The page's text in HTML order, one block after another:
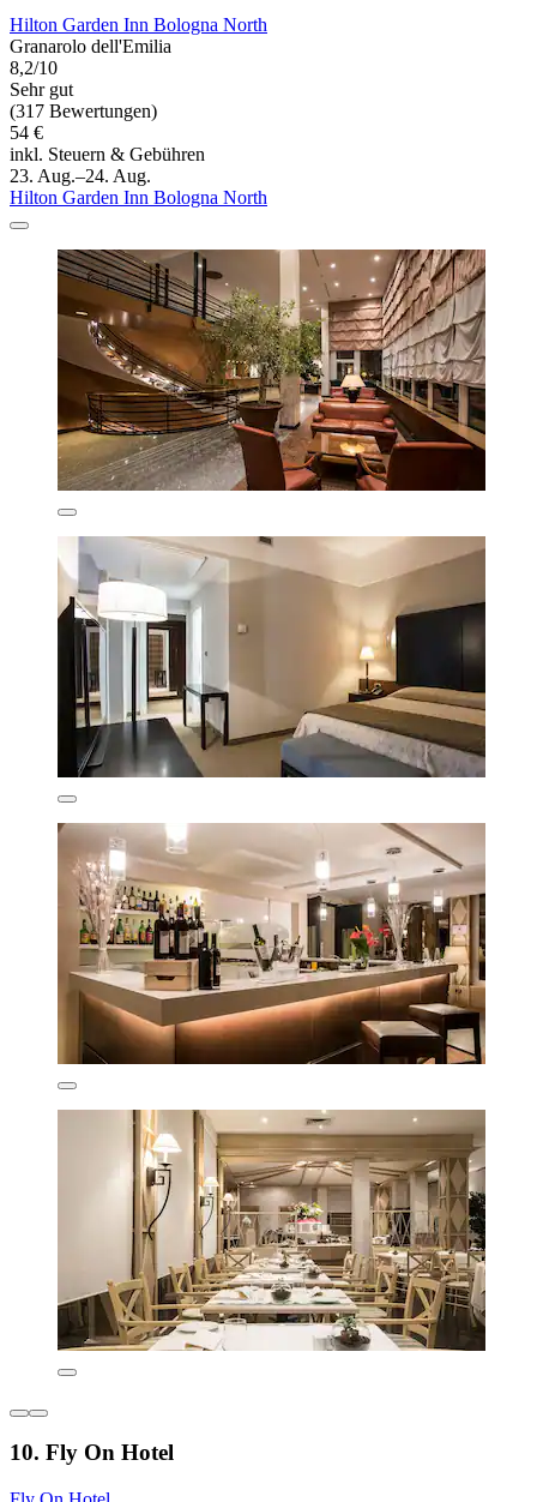
Hilton Garden Inn Bologna North
Granarolo dell'Emilia
8,2/10
Sehr gut
(317 Bewertungen)
54 €
inkl. Steuern & Gebühren
23. Aug.–24. Aug.
Hilton Garden Inn Bologna North
10. Fly On Hotel